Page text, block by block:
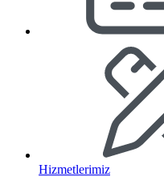
Hizmetlerimiz